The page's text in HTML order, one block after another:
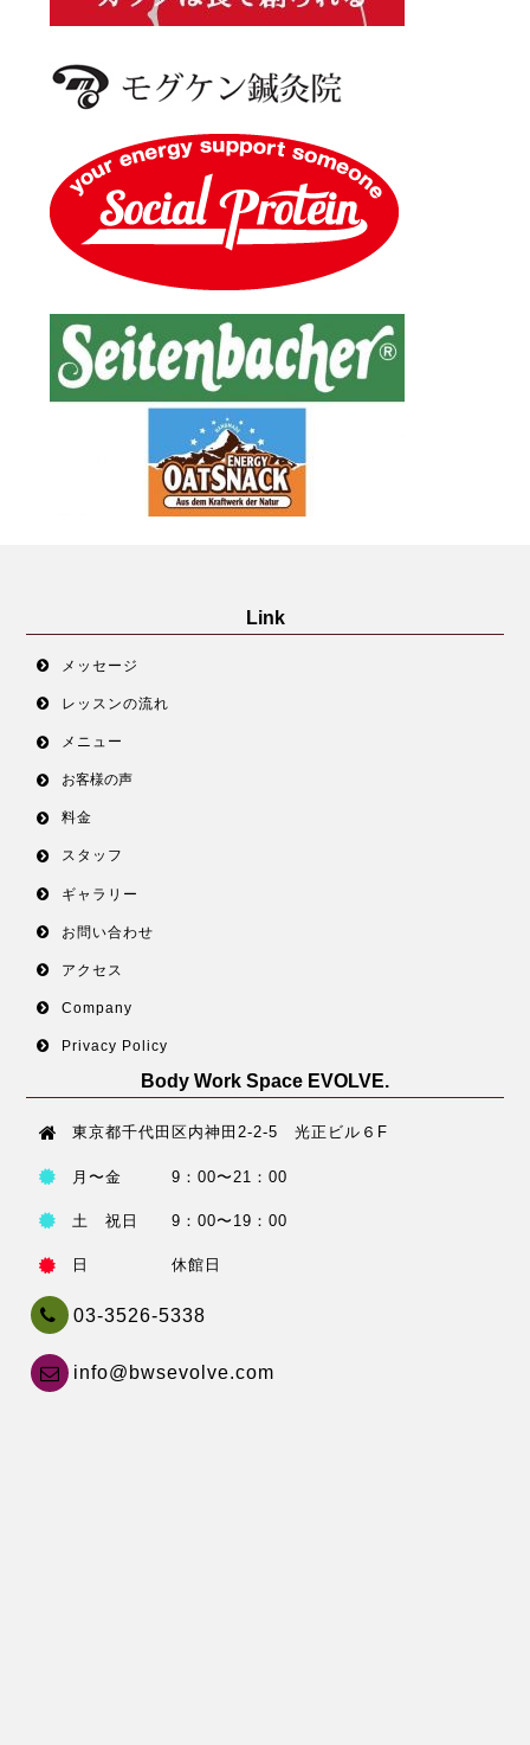
Link
メッセージ
レッスンの流れ
メニュー
お客様の声
料金
スタッフ
ギャラリー
お問い合わせ
アクセス
Company
Privacy Policy
Body Work Space EVOLVE.
東京都千代田区内神田2-2-5 光正ビル６F
月〜金 9：00〜21：00
土 祝日 9：00〜19：00
日 休館日
03-3526-5338
info@bwsevolve.com